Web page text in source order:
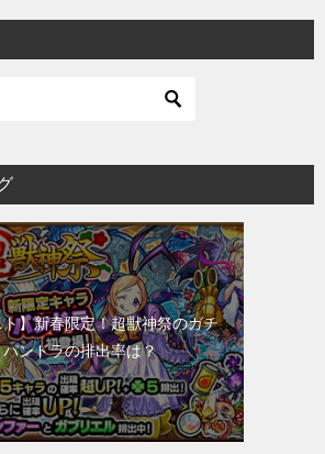
】新春限定！超獣神祭のガチ
ンドラの排出率は？